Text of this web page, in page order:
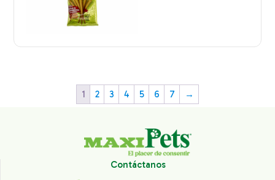
1 2 3 4 5 6 7 →
Contáctanos